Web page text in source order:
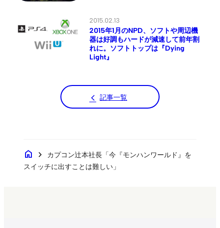
2015.02.13
2015年1月のNPD、ソフトや周辺機
器は好調もハードが減速して前年割
れに。ソフトトップは『Dying
Light』
記事一覧
home chevron_right
カプコン辻本社長「今『モンハンワールド』を
スイッチに出すことは難しい」